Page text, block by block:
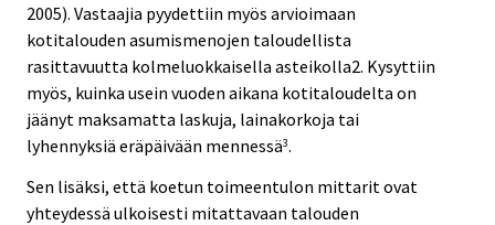
2005). Vastaajia pyydettiin myös arvioimaan
kotitalouden asumismenojen taloudellista
rasittavuutta kolmeluokkaisella asteikolla2. Kysyttiin
myös, kuinka usein vuoden aikana kotitaloudelta on
jäänyt maksamatta laskuja, lainakorkoja tai
lyhennyksiä eräpäivään mennessä3.
Sen lisäksi, että koetun toimeentulon mittarit ovat
yhteydessä ulkoisesti mitattavaan talouden